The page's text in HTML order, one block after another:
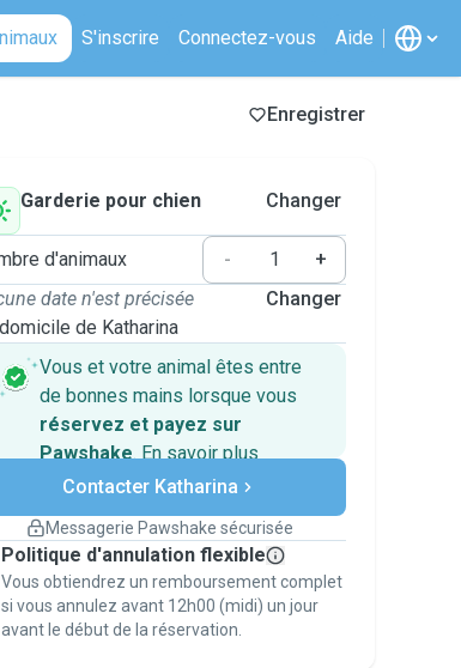
S'inscrire Connectez-vous Aide
Enregistrer
Garderie pour chien Changer
d'animaux -
+
date n'est précisée
de Katharina
Changer
Vous et votre animal êtes entre
de bonnes mains lorsque vous
réservez et payez sur
Pawshake. En savoir plus
Paiements sécurisés
Assistance en cas de
Réservations couvertes par
nos garanties
Gardez tout sur Pawshake (du premier
message au paiement) pour bénéficier de la
Garantie Pawshake.
Contacter Katharina
Messagerie Pawshake sécurisée
Politique d'annulation flexible
Vous obtiendrez un remboursement complet
si vous annulez avant 12h00 (midi) un jour
avant le début de la réservation.